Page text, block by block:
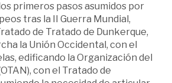
primeros pasos asumidos por
tras la II Guerra Mundial,
de Tratado de Dunkerque,
la Unión Occidental, con el
edificando la Organización del
con el Tratado de